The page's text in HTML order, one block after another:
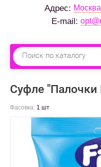
Адрес:
E-mail:
Суфле "Палочки
Фасовка: 1 шт